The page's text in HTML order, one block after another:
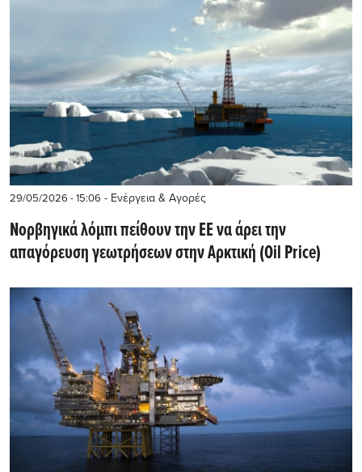
29/05/2026 - 15:06 - Ενέργεια & Αγορές
Νορβηγικά λόμπι πείθουν την ΕΕ να άρει την
απαγόρευση γεωτρήσεων στην Αρκτική (Oil Price)